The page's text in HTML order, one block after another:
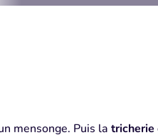
mensonge. Puis la tricherie